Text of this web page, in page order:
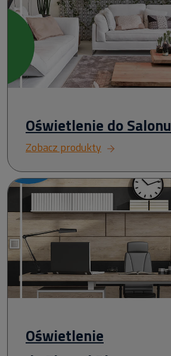
Oświetlenie do Salonu
Zobacz produkty
Oświetlenie